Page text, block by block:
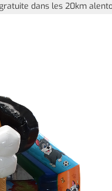
dans les 20km